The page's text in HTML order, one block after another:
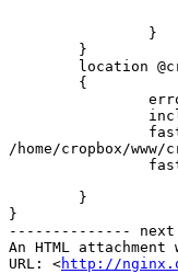
                }
        }
location
        {
/home/cropbox/www/
        }
}
--------------
An HTML
URL: <http://